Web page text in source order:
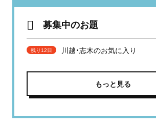
募集中のお題
残り12日 川越・志木のお気に入り
もっと見る